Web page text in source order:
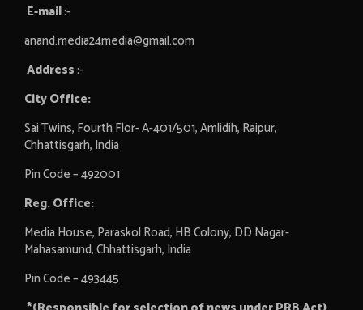
E-mail:-
anand.media24media@gmail.com
Address:-
City Office:
Sai Twins, Fourth Flor- A-401/501, Amlidih, Raipur,
Chhattisgarh, India
Pin Code – 492001
Reg. Office:
Media House, Paraskol Road, HB Colony, DD Nagar-
Mahasamund, Chhattisgarh, India
Pin Code – 493445